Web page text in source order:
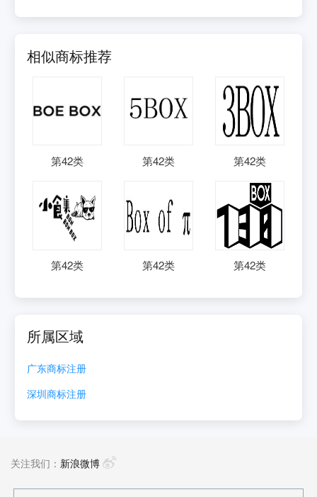
相似商标推荐
第42类 第42类 第42类
第42类 第42类 第42类
所属区域
广东商标注册
深圳商标注册